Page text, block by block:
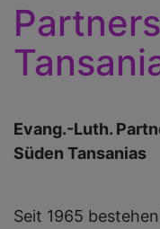
Evang.-Luth.
Süden Tansanias
Seit 1965